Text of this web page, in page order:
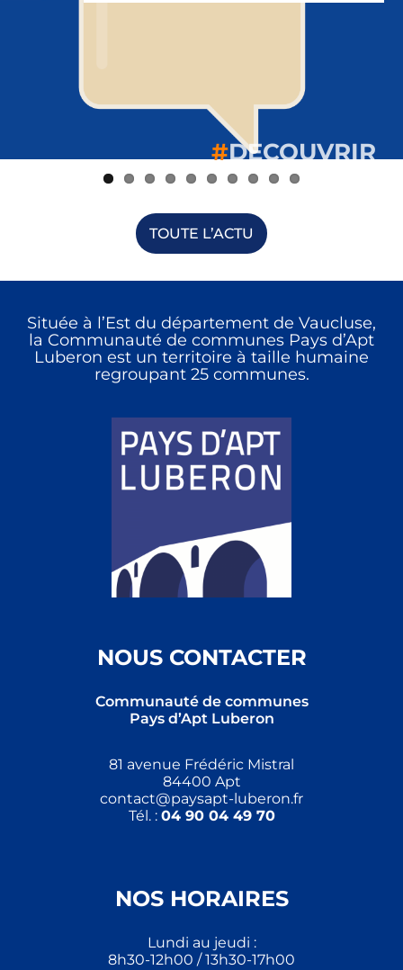
#DECOUVRIR
#DECOUVRIR
#DECOUVRIR
#DECOUVRIR
#DECOUVRIR
#DECOUVRIR
#DECOUVRIR
#DECOUVRIR
#DECOUVRIR
#DECOUVRIR
TOUTE L’ACTU
Située à l’Est du département de Vaucluse,
la Communauté de communes Pays d’Apt
Luberon est un territoire à taille humaine
regroupant 25 communes.
NOUS CONTACTER
Communauté de communes
Pays d’Apt Luberon
81 avenue Frédéric Mistral
84400 Apt
contact@paysapt-luberon.fr
Tél. : 04 90 04 49 70
NOS HORAIRES
Lundi au jeudi :
8h30-12h00 / 13h30-17h00